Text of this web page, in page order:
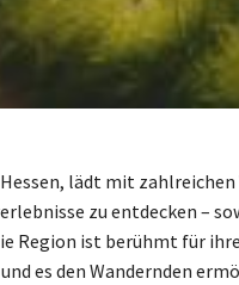
lädt mit zahlreichen
zu entdecken –
Region ist berühmt für
es den Wandernden